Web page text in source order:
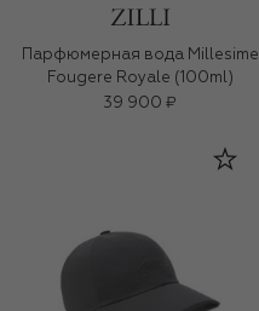
Парфюмерная вода Millesime
Fougere Royale (100ml)
39 900 ₽